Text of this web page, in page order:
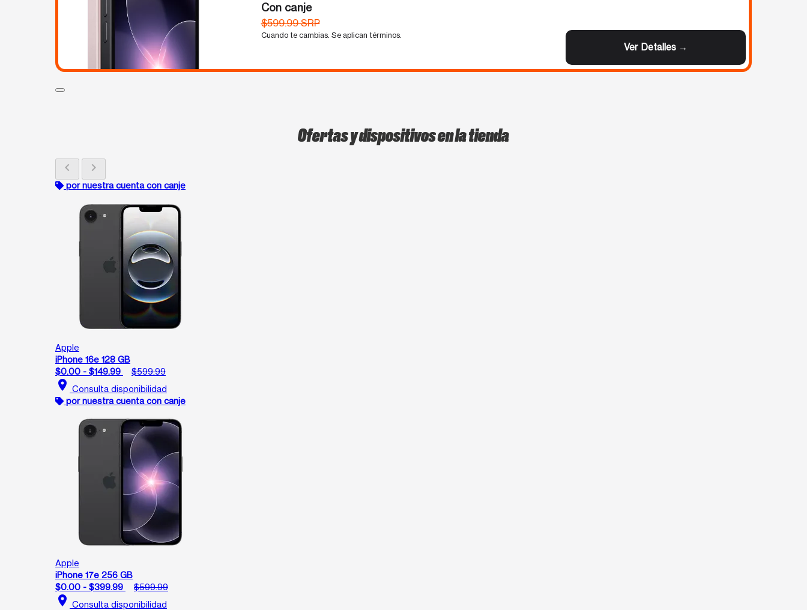
Con canje
$599.99 SRP
Cuando te cambias. Se aplican términos.
Ver Detalles →
Ofertas y dispositivos en la tienda
chevron_left chevron_right
por nuestra cuenta con canje
Apple
iPhone 16e 128 GB
$0.00 - $149.99
$599.99
location_on Consulta disponibilidad
por nuestra cuenta con canje
Apple
iPhone 17e 256 GB
$0.00 - $399.99
$599.99
location_on Consulta disponibilidad